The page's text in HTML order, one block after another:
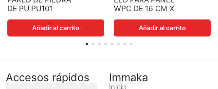
DE PU PU101
Añadir al carrito
WPC DE 16 CM X
24V/12WAñadir al carrito
Accesos rápidos Immaka
Inicio